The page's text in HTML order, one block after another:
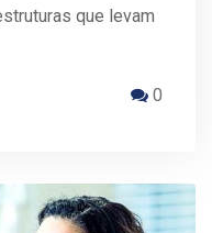
que levam
0